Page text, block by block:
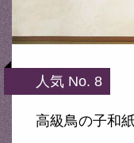
人気 No. 8
高級鳥の子和